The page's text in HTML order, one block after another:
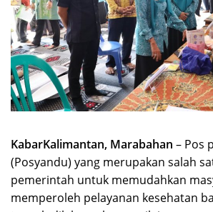
KabarKalimantan, Marabahan – Pos
(Posyandu) yang merupakan salah
pemerintah untuk memudahkan
memperoleh pelayanan kesehatan